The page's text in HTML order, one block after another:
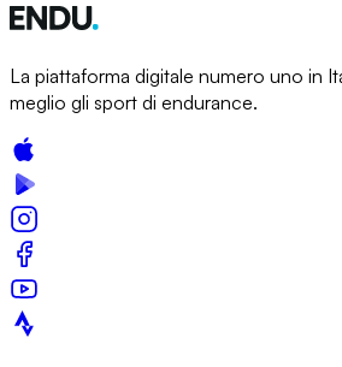
La piattaforma digitale numero uno in
meglio gli sport di endurance.